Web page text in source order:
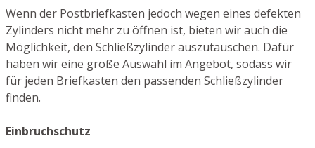
Wenn der Postbriefkasten jedoch wegen eines defekten
Zylinders nicht mehr zu öffnen ist, bieten wir auch die
Möglichkeit, den Schließzylinder auszutauschen. Dafür
haben wir eine große Auswahl im Angebot, sodass wir
für jeden Briefkasten den passenden Schließzylinder
finden.
Einbruchschutz